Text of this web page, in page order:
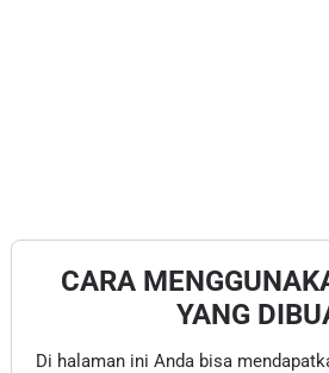
CARA
YANG
Di halaman ini Anda bisa